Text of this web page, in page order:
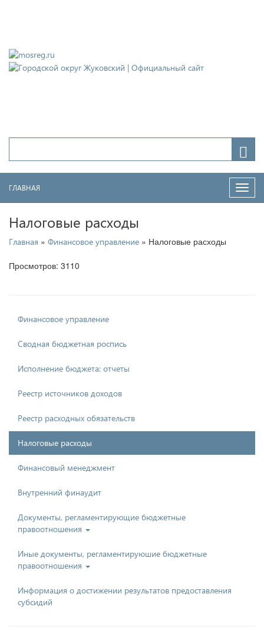
ГЛАВНАЯ
Налоговые расходы
Главная » Финансовое управление » Налоговые расходы
Просмотров: 3110
Финансовое управление
Сводная бюджетная роспись
Исполнение бюджета: отчеты
Реестр источников доходов
Реестр расходных обязательств
Налоговые расходы
Финансовый менеджмент
Внутренний финаудит
Документы, регламентирующие бюджетные
правоотношения
Иные документы, регламентируюшие бюджетные
правоотношения
Информация о достижении результатов предоставления
субсидий